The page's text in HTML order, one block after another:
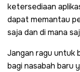
ketersediaan
dapat memantau
saja dan di mana
Jangan ragu untuk
bagi nasabah baru